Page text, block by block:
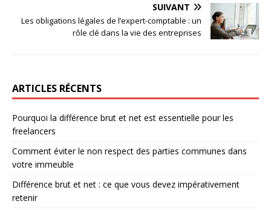
SUIVANT
Les obligations légales de l’expert-comptable : un
rôle clé dans la vie des entreprises
ARTICLES RÉCENTS
Pourquoi la différence brut et net est essentielle pour les
freelancers
Comment éviter le non respect des parties communes dans
votre immeuble
Différence brut et net : ce que vous devez impérativement
retenir